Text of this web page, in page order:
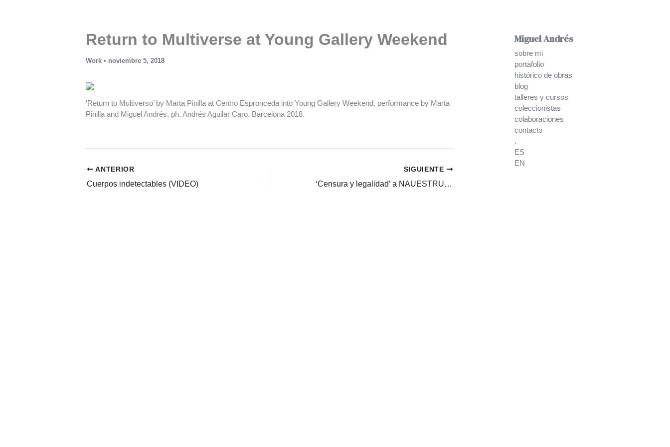
Return to Multiverse at Young Gallery Weekend
Work • noviembre 5, 2018
‘Return to Multiverso’ by Marta Pinilla at Centro Espronceda into Young Gallery Weekend, performance by Marta
Pinilla and Miguel Andrés, ph. Andrés Aguilar Caro. Barcelona 2018.
ANTERIOR
Cuerpos indetectables (VIDEO)
SIGUIENTE
‘Censura y legalidad’ a NAUESTRUCH
Miguel Andrés
sobre mi
portafolio
histórico de obras
blog
talleres y cursos
coleccionistas
colaboraciones
contacto
.
ES
EN